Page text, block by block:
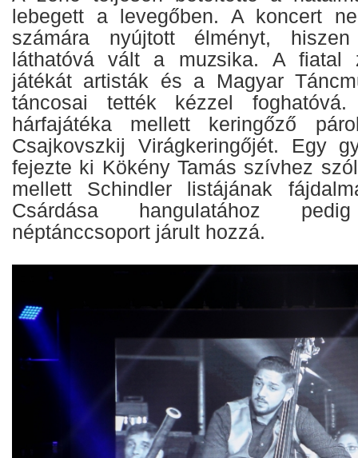
lebegett a levegőben. A koncert
számára nyújtott élményt,
láthatóvá vált a muzsika. A fiatal
játékát artisták és a Magyar
táncosai tették kézzel
hárfajátéka mellett keringőző
Csajkovszkij Virágkeringőjét. Egy
fejezte ki Kökény Tamás szívhez
mellett Schindler listájának
Csárdása hangulatához
néptánccsoport járult hozzá.